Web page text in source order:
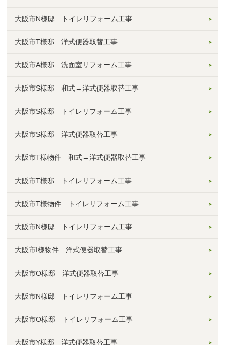
大阪市N様邸 トイレリフォーム工事
大阪市T様邸 洋式便器取替工事
大阪市A様邸 洗面室リフォーム工事
大阪市S様邸 和式→洋式便器取替工事
大阪市S様邸 トイレリフォーム工事
大阪市S様邸 洋式便器取替工事
大阪市T様物件 和式→洋式便器取替工事
大阪市T様邸 トイレリフォーム工事
大阪市T様物件 トイレリフォーム工事
大阪市N様邸 トイレリフォーム工事
大阪市I様物件 洋式便器取替工事
大阪市O様邸 洋式便器取替工事
大阪市N様邸 トイレリフォーム工事
大阪市O様邸 トイレリフォーム工事
大阪市Y様邸 洋式便器取替工事